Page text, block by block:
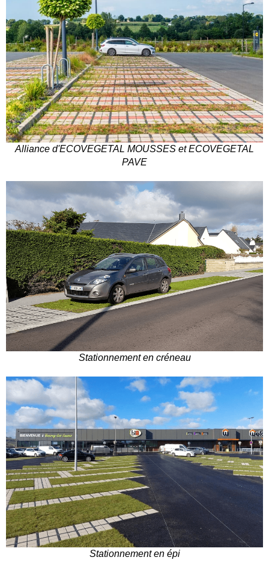
Alliance d'ECOVEGETAL MOUSSES et ECOVEGETAL
PAVE
Stationnement en créneau
Stationnement en épi